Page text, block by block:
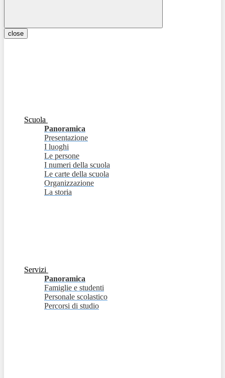
close
Scuola
Panoramica
Presentazione
I luoghi
Le persone
I numeri della scuola
Le carte della scuola
Organizzazione
La storia
Servizi
Panoramica
Famiglie e studenti
Personale scolastico
Percorsi di studio